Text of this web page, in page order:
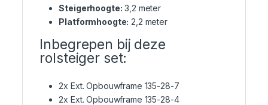
Steigerhoogte: 3,2 meter
Platformhoogte: 2,2 meter
Inbegrepen bij deze
rolsteiger set:
2x Ext. Opbouwframe 135-28-7
2x Ext. Opbouwframe 135-28-4